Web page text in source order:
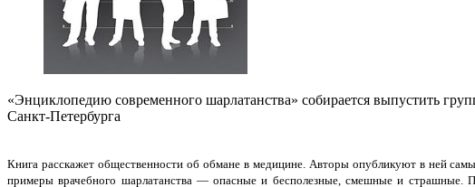
«Энциклопедию современного шарлатанства» собирается выпустить
Санкт-Петербурга
Книга расскажет общественности об обмане в медицине. Авторы опубликуют в ней
примеры врачебного шарлатанства — опасные и бесполезные, смешные и страшные.